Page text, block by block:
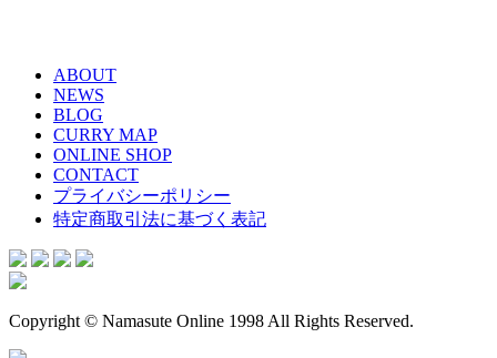
ABOUT
NEWS
BLOG
CURRY MAP
ONLINE SHOP
CONTACT
プライバシーポリシー
特定商取引法に基づく表記
Copyright © Namasute Online 1998 All Rights Reserved.